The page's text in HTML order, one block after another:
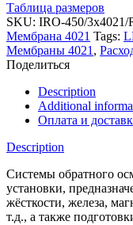
Таблица размеров
SKU: IRO-450/
Мембрана 4021 Tags:
Мембраны 4021 ,
Поделиться
Description
Additional
Оплата и
Description
Системы обратного
установки,
жёсткости, железа,
т.д., а также